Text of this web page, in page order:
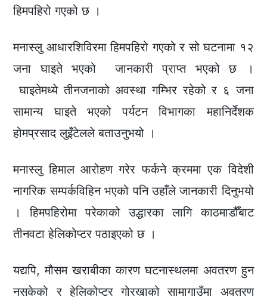
हिमपहिरो गएको छ ।
मनास्लु आधारशिविरमा हिमपहिरो गएको र सो घटनामा १२
जना घाइते भएको जानकारी प्राप्त भएको छ ।
घाइतेमध्ये तीनजनाको अवस्था गम्भिर रहेको र ६ जना
सामान्य घाइते भएको पर्यटन विभागका महानिर्देशक
होमप्रसाद लुइँटेलले बताउनुभयो ।
मनास्लु हिमाल आरोहण गरेर फर्कने क्रममा एक विदेशी
नागरिक सम्पर्कविहिन भएको पनि उहाँले जानकारी दिनुभयो
। हिमपहिरोमा परेकाको उद्धारका लागि काठमाडौँबाट
तीनवटा हेलिकोप्टर पठाइएको छ ।
यद्यपि, मौसम खराबीका कारण घटनास्थलमा अवतरण हुन
नसकेको र हेलिकोप्टर गोरखाको सामागाउँमा अवतरण